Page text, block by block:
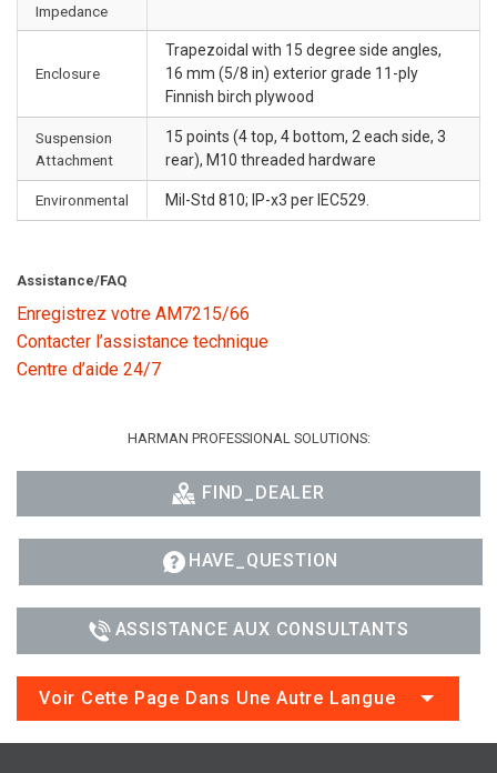
Impedance
Enclosure
Trapezoidal with 15 degree side angles,
16 mm (5/8 in) exterior grade 11-ply
Finnish birch plywood
Suspension
Attachment
15 points (4 top, 4 bottom, 2 each side, 3
rear), M10 threaded hardware
Environmental Mil-Std 810; IP-x3 per IEC529.
Assistance/FAQ
Enregistrez votre AM7215/66
Contacter l’assistance technique
Centre d’aide 24/7
HARMAN PROFESSIONAL SOLUTIONS:
FIND_DEALER
HAVE_QUESTION
ASSISTANCE AUX CONSULTANTS
Voir Cette Page Dans Une Autre Langue